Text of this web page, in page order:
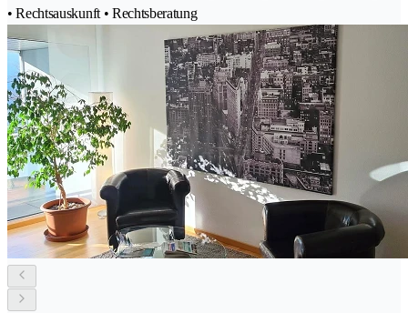
• Rechtsauskunft • Rechtsberatung